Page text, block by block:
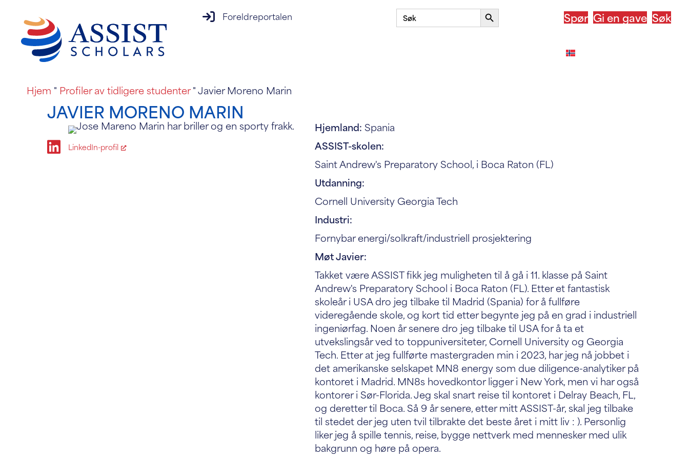
innlogging på foreldreportalen
Foreldreportalen Søk
etter: Søkeknapp Spør Gi en gave Søk
Hjem " Profiler av tidligere studenter" Javier Moreno Marin
JAVIER MORENO MARIN
Lenket inn-ikon
LinkedIn-profil
Hjemland: Spania
ASSIST-skolen:
Saint Andrew's Preparatory School, i Boca Raton (FL)
Utdanning:
Cornell University Georgia Tech
Industri:
Fornybar energi/solkraft/industriell prosjektering
Møt Javier:
Takket være ASSIST fikk jeg muligheten til å gå i 11. klasse på Saint
Andrew's Preparatory School i Boca Raton (FL). Etter et fantastisk
skoleår i USA dro jeg tilbake til Madrid (Spania) for å fullføre
videregående skole, og kort tid etter begynte jeg på en grad i industriell
ingeniørfag. Noen år senere dro jeg tilbake til USA for å ta et
utvekslingsår ved to toppuniversiteter, Cornell University og Georgia
Tech. Etter at jeg fullførte mastergraden min i 2023, har jeg nå jobbet i
det amerikanske selskapet MN8 energy som due diligence-analytiker på
kontoret i Madrid. MN8s hovedkontor ligger i New York, men vi har også
kontorer i Sør-Florida. Jeg skal snart reise til kontoret i Delray Beach, FL,
og deretter til Boca. Så 9 år senere, etter mitt ASSIST-år, skal jeg tilbake
til stedet der jeg uten tvil tilbrakte det beste året i mitt liv : ). Personlig
liker jeg å spille tennis, reise, bygge nettverk med mennesker med ulik
bakgrunn og høre på opera.